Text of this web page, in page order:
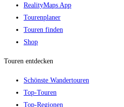
RealityMaps App
Tourenplaner
Touren finden
Shop
Touren entdecken
Schönste Wandertouren
Top-Touren
Top-Regionen